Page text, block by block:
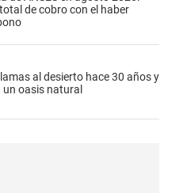
de cobro con el haber
al desierto hace 30 años y
oasis natural